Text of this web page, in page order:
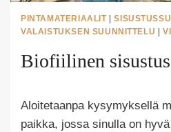
PINTAMATERIAALIT|
VALAISTUKSEN SUUNNITTELU |
Biofiilinen
Puoliksi
Tehty
Aloitetaanpa kysymyksellä
paikka, jossa sinulla on